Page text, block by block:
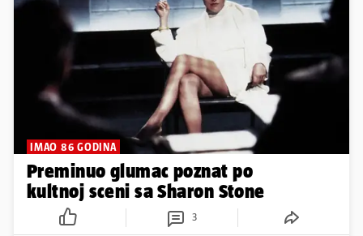
IMAO 86 GODINA
Preminuo glumac poznat po
kultnoj sceni sa Sharon Stone
3